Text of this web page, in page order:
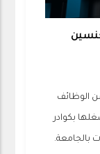
الوظائف
بكوادر
بالجامعة.